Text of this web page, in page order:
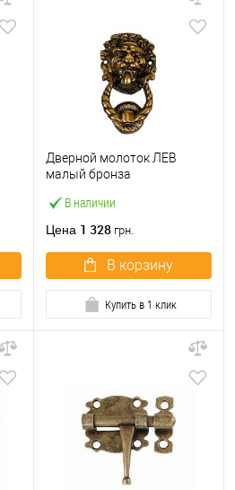
В наличии
Дверной молоток ЛЕВ
малый бронза
Цена 1 328 грн.
В корзину
Купить в 1 клик